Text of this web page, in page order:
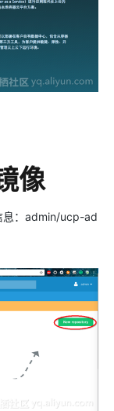
像
息：admin/ucp-ad